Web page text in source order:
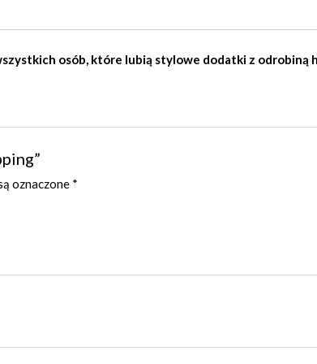
osób, które lubią stylowe dodatki z odrobiną
oznaczone *